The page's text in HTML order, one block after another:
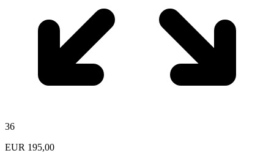
36
EUR 195,00